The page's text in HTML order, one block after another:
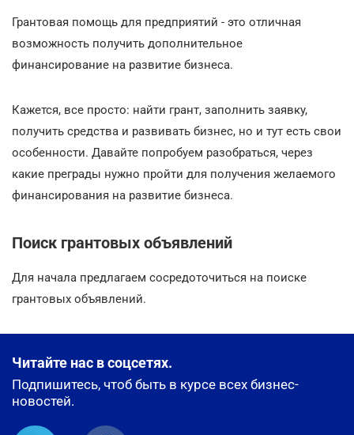
Грантовая помощь для предприятий - это отличная
возможность получить дополнительное
финансирование на развитие бизнеса.
Кажется, все просто: найти грант, заполнить заявку,
получить средства и развивать бизнес, но и тут есть свои
особенности. Давайте попробуем разобраться, через
какие преграды нужно пройти для получения желаемого
финансирования на развитие бизнеса.
Поиск грантовых объявлений
Для начала предлагаем сосредоточиться на поиске
грантовых объявлений.
Читайте нас в соцсетях.
Подпишитесь, чтоб быть в курсе всех бизнес-
новостей.